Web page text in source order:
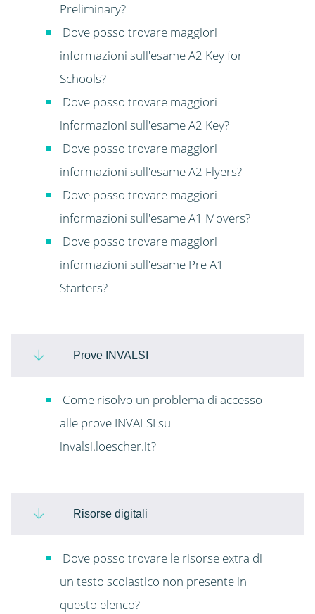
Preliminary?
Dove posso trovare maggiori
informazioni sull'esame A2 Key for
Schools?
Dove posso trovare maggiori
informazioni sull'esame A2 Key?
Dove posso trovare maggiori
informazioni sull'esame A2 Flyers?
Dove posso trovare maggiori
informazioni sull'esame A1 Movers?
Dove posso trovare maggiori
informazioni sull'esame Pre A1
Starters?
Prove INVALSI
Come risolvo un problema di accesso
alle prove INVALSI su
invalsi.loescher.it?
Risorse digitali
Dove posso trovare le risorse extra di
un testo scolastico non presente in
questo elenco?